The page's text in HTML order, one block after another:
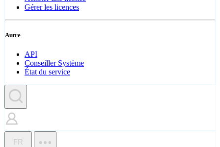
Gérer les licences
Autre
API
Conseiller Système
État du service
FR